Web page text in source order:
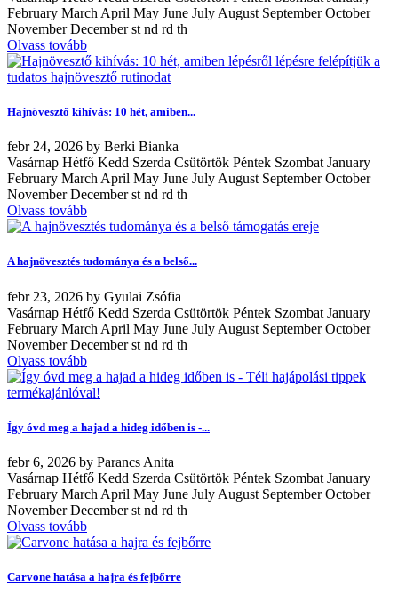
February March April May June July August September October
November December st nd rd th
Olvass tovább
Hajnövesztő kihívás: 10 hét, amiben...
febr 24, 2026 by Berki Bianka
Vasárnap Hétfő Kedd Szerda Csütörtök Péntek Szombat January
February March April May June July August September October
November December st nd rd th
Olvass tovább
A hajnövesztés tudománya és a belső...
febr 23, 2026 by Gyulai Zsófia
Vasárnap Hétfő Kedd Szerda Csütörtök Péntek Szombat January
February March April May June July August September October
November December st nd rd th
Olvass tovább
Így óvd meg a hajad a hideg időben is -...
febr6, 2026 by Parancs Anita
Vasárnap Hétfő Kedd Szerda Csütörtök Péntek Szombat January
February March April May June July August September October
November December st nd rd th
Olvass tovább
Carvone hatása a hajra és fejbőrre